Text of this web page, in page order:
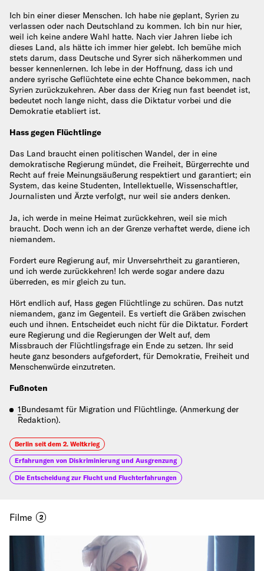
Ich bin einer dieser Menschen. Ich habe nie geplant, Syrien zu
verlassen oder nach Deutschland zu kommen. Ich bin nur hier,
weil ich keine andere Wahl hatte. Nach vier Jahren liebe ich
dieses Land, als hätte ich immer hier gelebt. Ich bemühe mich
stets darum, dass Deutsche und Syrer sich näherkommen und
besser kennenlernen. Ich lebe in der Hoffnung, dass ich und
andere syrische Geflüchtete eine echte Chance bekommen, nach
Syrien zurückzukehren. Aber dass der Krieg nun fast beendet ist,
bedeutet noch lange nicht, dass die Diktatur vorbei und die
Demokratie etabliert ist.
Hass gegen Flüchtlinge
Das Land braucht einen politischen Wandel, der in eine
demokratische Regierung mündet, die Freiheit, Bürgerrechte und
Recht auf freie Meinungsäußerung respektiert und garantiert; ein
System, das keine Studenten, Intellektuelle, Wissenschaftler,
Journalisten und Ärzte verfolgt, nur weil sie anders denken.
Ja, ich werde in meine Heimat zurückkehren, weil sie mich
braucht. Doch wenn ich an der Grenze verhaftet werde, diene ich
niemandem.
Fordert eure Regierung auf, mir Unversehrtheit zu garantieren,
und ich werde zurückkehren! Ich werde sogar andere dazu
überreden, es mir gleich zu tun.
Hört endlich auf, Hass gegen Flüchtlinge zu schüren. Das nutzt
niemandem, ganz im Gegenteil. Es vertieft die Gräben zwischen
euch und ihnen. Entscheidet euch nicht für die Diktatur. Fordert
eure Regierung und die Regierungen der Welt auf, dem
Missbrauch der Flüchtlingsfrage ein Ende zu setzen. Ihr seid
heute ganz besonders aufgefordert, für Demokratie, Freiheit und
Menschenwürde einzutreten.
Fußnoten
1Bundesamt für Migration und Flüchtlinge. (Anmerkung der
Redaktion).
Berlin seit dem 2. Weltkrieg
Erfahrungen von Diskriminierung und Ausgrenzung
Die Entscheidung zur Flucht und Fluchterfahrungen
Filme 2